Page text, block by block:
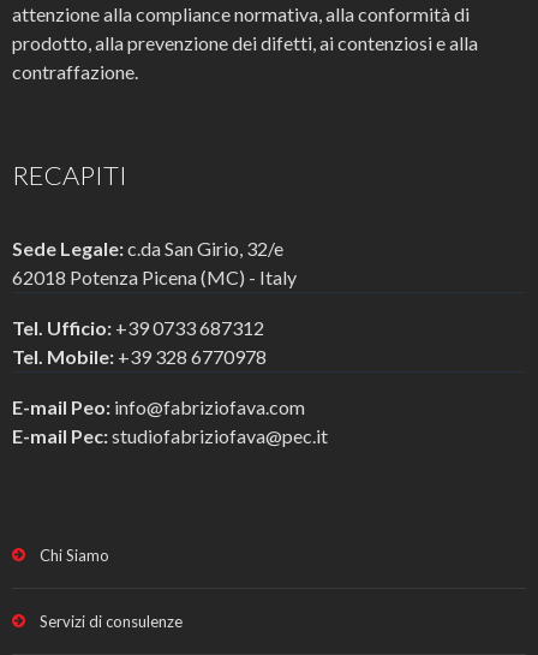
attenzione alla compliance normativa, alla conformità di
prodotto, alla prevenzione dei difetti, ai contenziosi e alla
contraffazione.
RECAPITI
Sede Legale:c.da San Girio, 32/e
62018 Potenza Picena (MC) - Italy
Tel. Ufficio: +39 0733 687312
Tel. Mobile: +39 328 6770978
E-mail Peo: info@fabriziofava.com
E-mail Pec:studiofabriziofava@pec.it
Chi Siamo
Servizi di consulenze